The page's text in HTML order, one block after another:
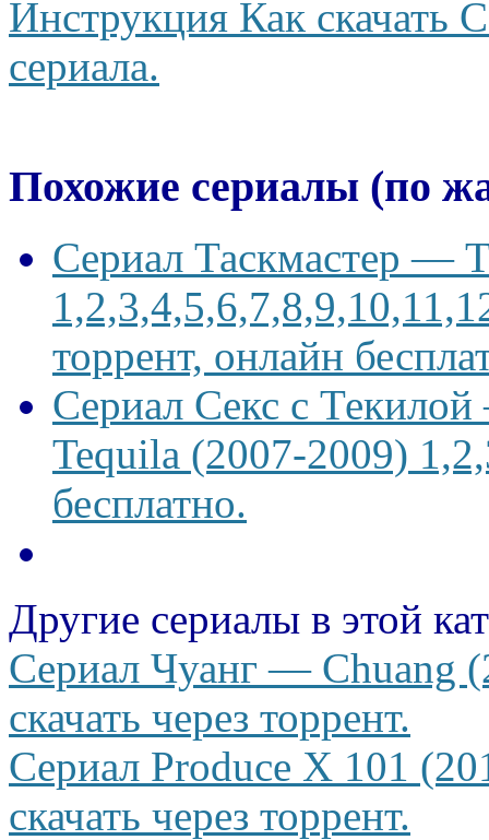
Инструкция Как скачать
сериала.
Похожие сериалы (по
Сериал Таскмастер —
торрент, онлайн
Сериал Секс с
Tequila (2007-2009)
бесплатно.
Другие сериалы в этой
Сериал Чуанг — Chuang
скачать через торрент.
Сериал Produce X 101
скачать через торрент.